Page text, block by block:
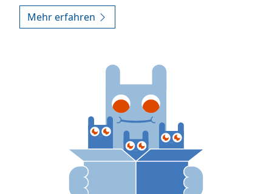
Mehr erfahren